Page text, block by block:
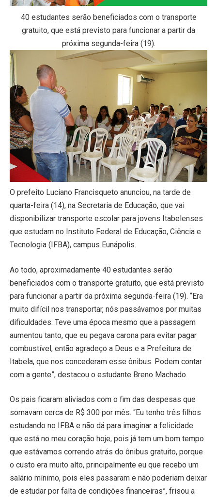
40 estudantes serão beneficiados com o transporte
gratuito, que está previsto para funcionar a partir da
próxima segunda-feira (19).
O prefeito Luciano Francisqueto anunciou, na tarde de
quarta-feira (14), na Secretaria de Educação, que vai
disponibilizar transporte escolar para jovens Itabelenses
que estudam no Instituto Federal de Educação, Ciência e
Tecnologia (IFBA), campus Eunápolis.
Ao todo, aproximadamente 40 estudantes serão
beneficiados com o transporte gratuito, que está previsto
para funcionar a partir da próxima segunda-feira (19). “Era
muito difícil nos transportar, nós passávamos por muitas
dificuldades. Teve uma época mesmo que a passagem
aumentou tanto, que eu pegava carona para evitar pagar
combustível, então agradeço a Deus e a Prefeitura de
Itabela, que nos concederam esse ônibus. Podem contar
com a gente”, destacou o estudante Breno Machado.
Os pais ficaram aliviados com o fim das despesas que
somavam cerca de R$ 300 por mês. “Eu tenho três filhos
estudando no IFBA e não dá para imaginar a felicidade
que está no meu coração hoje, pois já tem um bom tempo
que estávamos correndo atrás do ônibus gratuito, porque
o custo era muito alto, principalmente eu que recebo um
salário mínimo, pois eles passaram e não poderiam deixar
de estudar por falta de condições financeiras”, frisou a